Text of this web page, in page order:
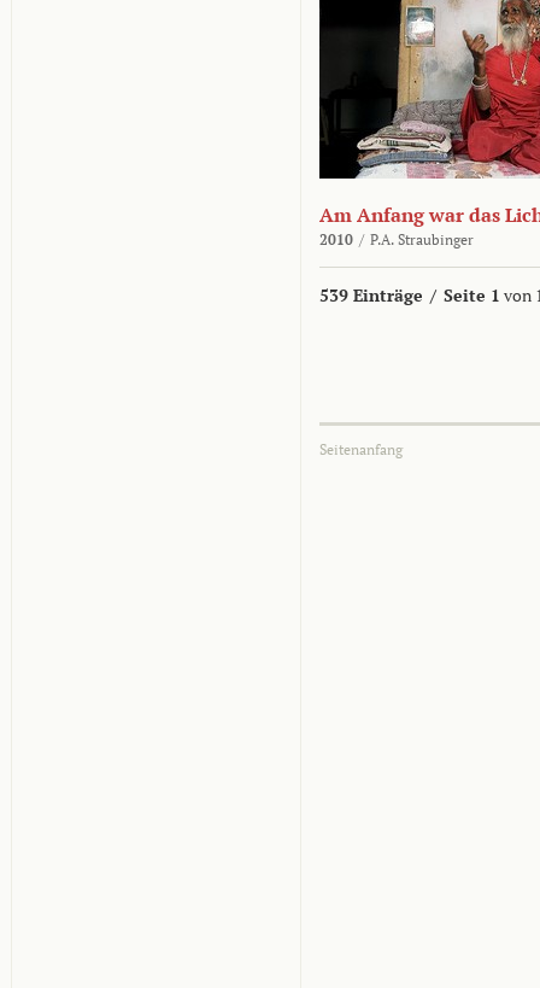
Am Anfang war das
2010 / P.A. Straubinger
539 Einträge / Seite 1 von
Seitenanfang